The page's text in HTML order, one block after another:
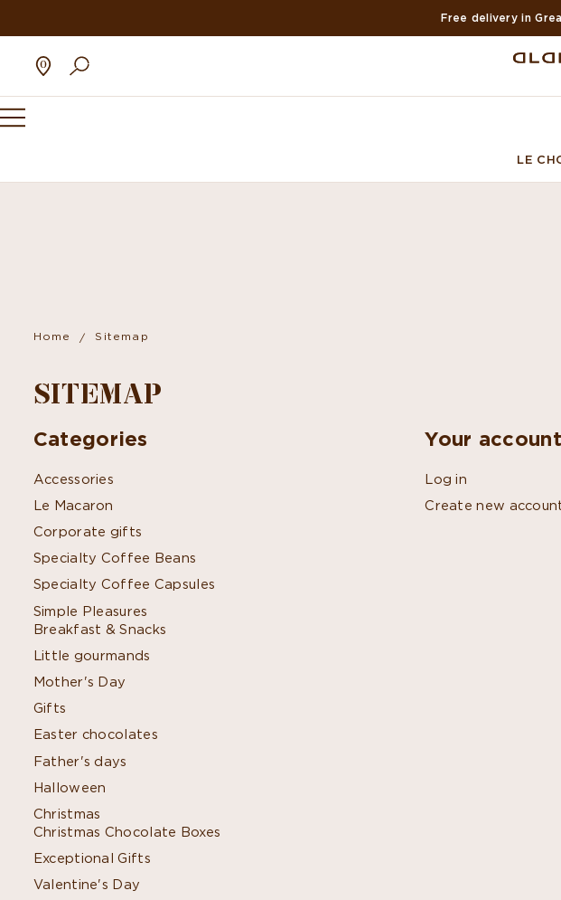
Free delivery in
LE
Home Sitemap
SITEMAP
Categories
Accessories
Le Macaron
Corporate gifts
Specialty Coffee Beans
Specialty Coffee Capsules
Simple Pleasures
Breakfast & Snacks
Little gourmands
Mother's Day
Gifts
Easter chocolates
Father's days
Halloween
Christmas
Christmas Chocolate Boxes
Exceptional Gifts
Valentine's Day
Your account
Log in
Create new